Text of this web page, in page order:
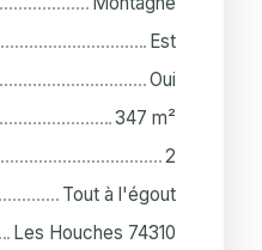
Est
Oui
347 m²
2
Tout à l'égout
Les Houches 74310